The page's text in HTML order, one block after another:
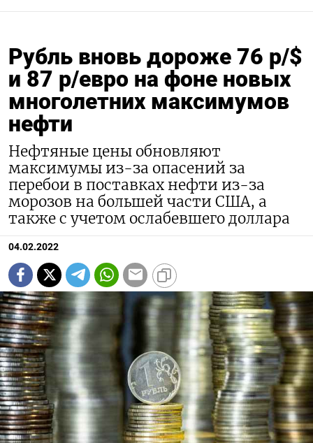
Рубль вновь дороже 76 р/$
и 87 р/евро на фоне новых
многолетних максимумов
нефти
Нефтяные цены обновляют
максимумы из-за опасений за
перебои в поставках нефти из-за
морозов на большей части США, а
также с учетом ослабевшего доллара
04.02.2022